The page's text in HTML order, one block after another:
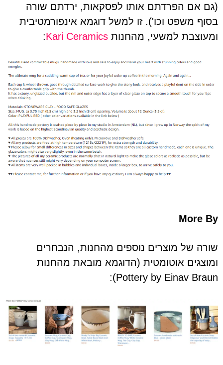
(גם אם הפרדתם אותו לפסקאות, ירדתם שורה
בסוף משפט וכו'). זו למשל דוגמא אינפורמטיבית
ומעוצבת למשעי, מהחנות Kari Ceramics
:
More By
שורה של מוצרים נוספים מהחנות, הנבחרים
ומוצגים אוטומטית (הדוגמא מובאת מהחנות
Pottery by Einav Braun):